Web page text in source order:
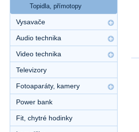
Topidla, přímotopy
Vysavače
Audio technika
Video technika
Televizory
Fotoaparáty, kamery
Power bank
Fit, chytré hodinky